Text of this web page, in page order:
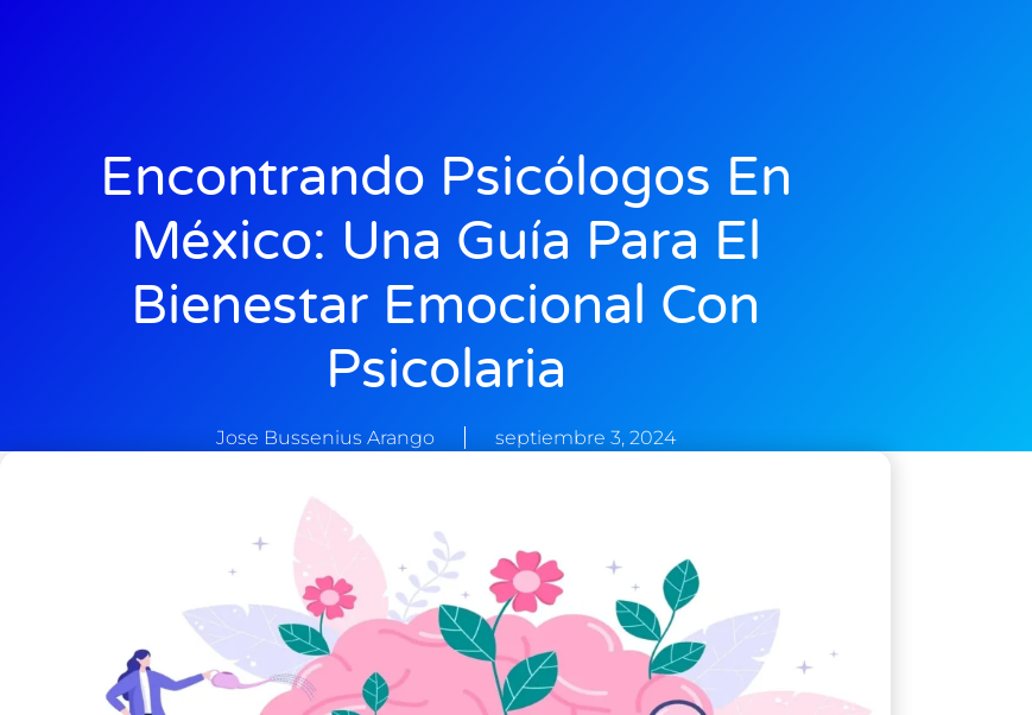
Encontrando Psicólogos En
México: Una Guía Para El
Bienestar Emocional Con
Psicolaria
Jose Bussenius Arango septiembre 3, 2024